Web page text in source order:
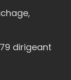
dirigeant